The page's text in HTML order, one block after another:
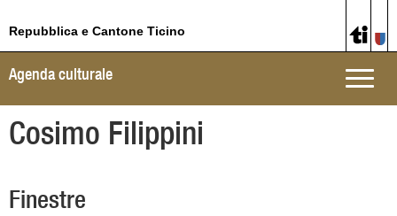
Repubblica e Cantone Ticino
Toggle
Agenda culturale
Cosimo Filippini
Finestre